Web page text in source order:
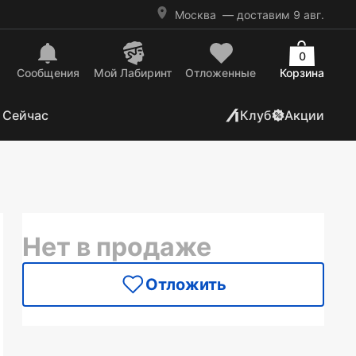
Москва — доставим 9 авг.
Сообщения Mой Лабиринт Отложенные Корзина
0
Клуб Акции
Нет в продаже
Отложить